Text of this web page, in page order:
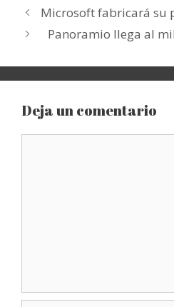
Microsoft fabricará su
Panoramio llega al
Deja un comentario